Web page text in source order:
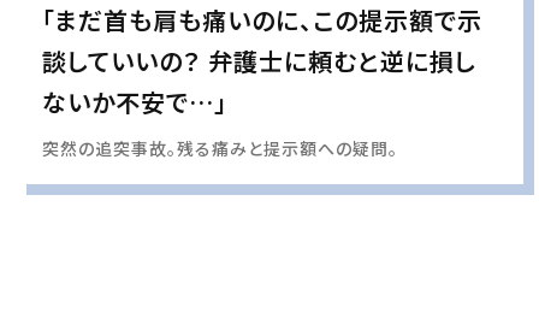
「まだ首も肩も痛いのに、この提示額で示
談していいの？ 弁護士に頼むと逆に損し
ないか不安で…」
突然の追突事故。残る痛みと提示額への疑問。